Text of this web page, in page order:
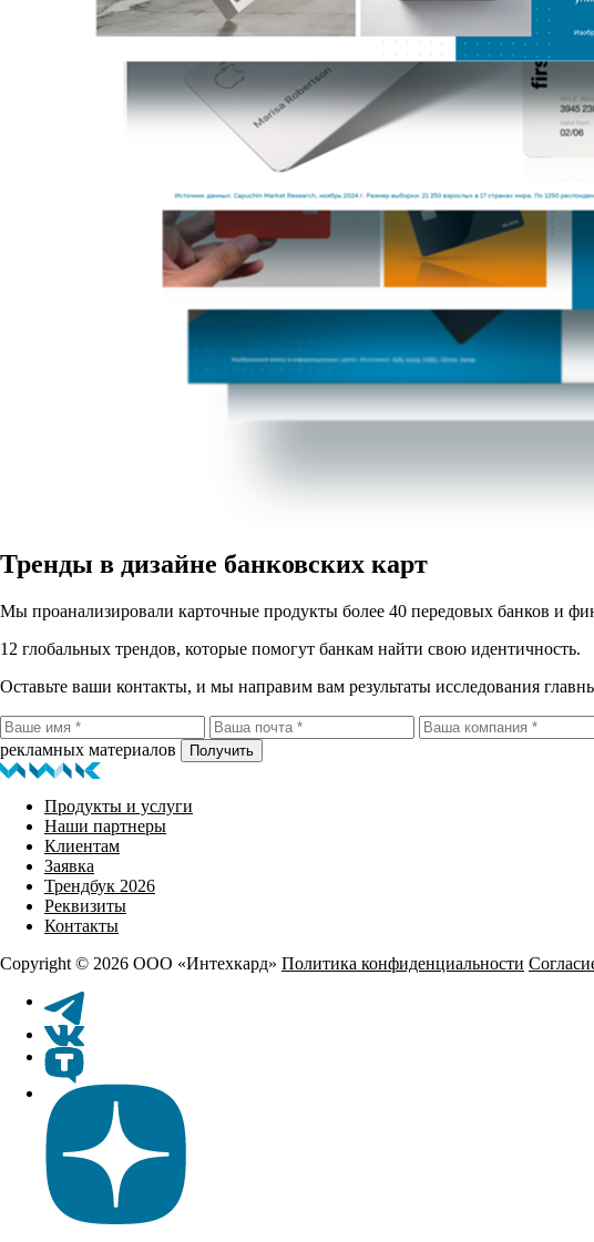
Тренды в дизайне банковских карт
Мы проанализировали карточные продукты более 40 передовых банков и
12 глобальных трендов, которые помогут банкам найти свою идентичность.
Оставьте ваши контакты, и мы направим вам результаты исследования
рекламных материалов
Получить
Продукты и услуги
Наши партнеры
Клиентам
Заявка
Трендбук 2026
Реквизиты
Контакты
Copyright © 2026 ООО «Интехкард» Политика конфиденциальности